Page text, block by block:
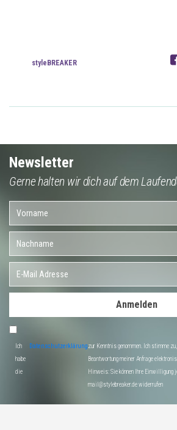
styleBREAKER
Newsletter
Gerne halten wir dich auf dem
Anmelden
Ich
habe
die
Datenschutzerklärungzur Kenntnis genommen. Ich stimme
Beantwortung meiner Anfrage
Hinweis: Sie können Ihre Einwilligung
mail@stylebreaker.de widerrufen